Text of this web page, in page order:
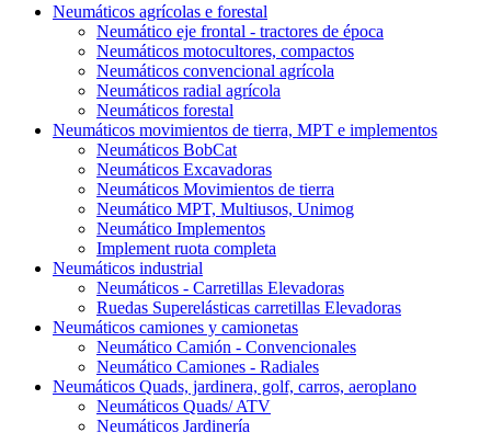
Neumáticos agrícolas e forestal
Neumático eje frontal - tractores de época
Neumáticos motocultores, compactos
Neumáticos convencional agrícola
Neumáticos radial agrícola
Neumáticos forestal
Neumáticos movimientos de tierra, MPT e implementos
Neumáticos BobCat
Neumáticos Excavadoras
Neumáticos Movimientos de tierra
Neumático MPT, Multiusos, Unimog
Neumático Implementos
Implement ruota completa
Neumáticos industrial
Neumáticos - Carretillas Elevadoras
Ruedas Superelásticas carretillas Elevadoras
Neumáticos camiones y camionetas
Neumático Camión - Convencionales
Neumático Camiones - Radiales
Neumáticos Quads, jardinera, golf, carros, aeroplano
Neumáticos Quads/ ATV
Neumáticos Jardinería